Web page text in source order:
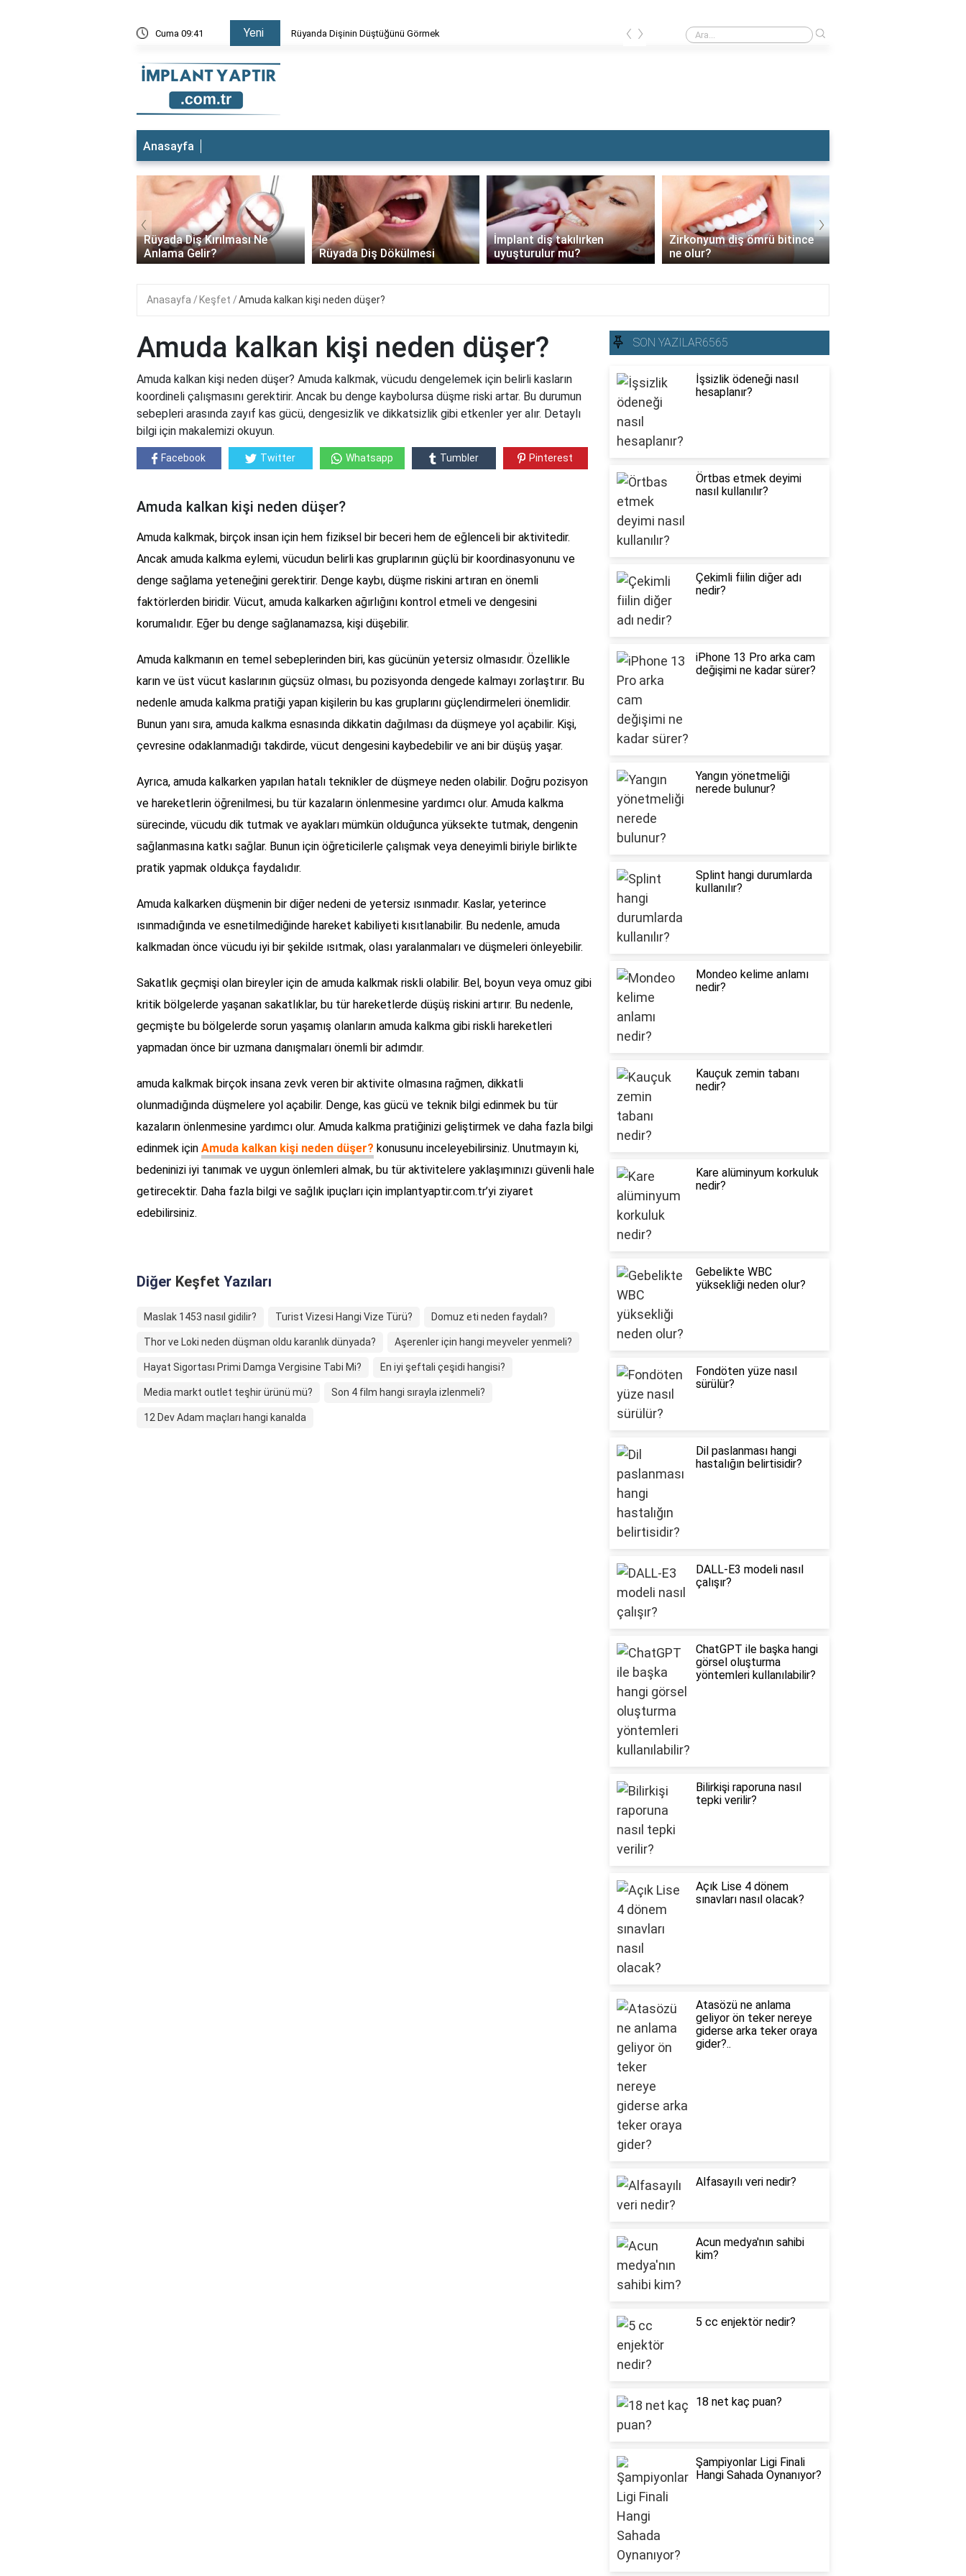
Cuma 09:41 Yeni Rüyada Dolgu Dişin Kırılması Rüyada Dişçiye Muayene Olmak
‹ ›
Anasayfa
Rüyada Diş Kırılması Ne
Anlama Gelir?
Rüyada Diş Dökülmesi
İmplant diş takılırken
uyuşturulur mu?
Zirkonyum diş ömrü bitince
ne olur?
‹ ›
Anasayfa Keşfet Amuda kalkan kişi neden düşer?
Amuda kalkan kişi neden düşer?
Amuda kalkan kişi neden düşer? Amuda kalkmak, vücudu dengelemek için belirli kasların
koordineli çalışmasını gerektirir. Ancak bu denge kaybolursa düşme riski artar. Bu durumun
sebepleri arasında zayıf kas gücü, dengesizlik ve dikkatsizlik gibi etkenler yer alır. Detaylı
bilgi için makalemizi okuyun.
Facebook Twitter Whatsapp Tumbler Pinterest
Amuda kalkan kişi neden düşer?
Amuda kalkmak, birçok insan için hem fiziksel bir beceri hem de eğlenceli bir aktivitedir.
Ancak amuda kalkma eylemi, vücudun belirli kas gruplarının güçlü bir koordinasyonunu ve
denge sağlama yeteneğini gerektirir. Denge kaybı, düşme riskini artıran en önemli
faktörlerden biridir. Vücut, amuda kalkarken ağırlığını kontrol etmeli ve dengesini
korumalıdır. Eğer bu denge sağlanamazsa, kişi düşebilir.
Amuda kalkmanın en temel sebeplerinden biri, kas gücünün yetersiz olmasıdır. Özellikle
karın ve üst vücut kaslarının güçsüz olması, bu pozisyonda dengede kalmayı zorlaştırır. Bu
nedenle amuda kalkma pratiği yapan kişilerin bu kas gruplarını güçlendirmeleri önemlidir.
Bunun yanı sıra, amuda kalkma esnasında dikkatin dağılması da düşmeye yol açabilir. Kişi,
çevresine odaklanmadığı takdirde, vücut dengesini kaybedebilir ve ani bir düşüş yaşar.
Ayrıca, amuda kalkarken yapılan hatalı teknikler de düşmeye neden olabilir. Doğru pozisyon
ve hareketlerin öğrenilmesi, bu tür kazaların önlenmesine yardımcı olur. Amuda kalkma
sürecinde, vücudu dik tutmak ve ayakları mümkün olduğunca yüksekte tutmak, dengenin
sağlanmasına katkı sağlar. Bunun için öğreticilerle çalışmak veya deneyimli biriyle birlikte
pratik yapmak oldukça faydalıdır.
Amuda kalkarken düşmenin bir diğer nedeni de yetersiz ısınmadır. Kaslar, yeterince
ısınmadığında ve esnetilmediğinde hareket kabiliyeti kısıtlanabilir. Bu nedenle, amuda
kalkmadan önce vücudu iyi bir şekilde ısıtmak, olası yaralanmaları ve düşmeleri önleyebilir.
Sakatlık geçmişi olan bireyler için de amuda kalkmak riskli olabilir. Bel, boyun veya omuz gibi
kritik bölgelerde yaşanan sakatlıklar, bu tür hareketlerde düşüş riskini artırır. Bu nedenle,
geçmişte bu bölgelerde sorun yaşamış olanların amuda kalkma gibi riskli hareketleri
yapmadan önce bir uzmana danışmaları önemli bir adımdır.
amuda kalkmak birçok insana zevk veren bir aktivite olmasına rağmen, dikkatli
olunmadığında düşmelere yol açabilir. Denge, kas gücü ve teknik bilgi edinmek bu tür
kazaların önlenmesine yardımcı olur. Amuda kalkma pratiğinizi geliştirmek ve daha fazla bilgi
edinmek için Amuda kalkan kişi neden düşer? konusunu inceleyebilirsiniz. Unutmayın ki,
bedeninizi iyi tanımak ve uygun önlemleri almak, bu tür aktivitelere yaklaşımınızı güvenli hale
getirecektir. Daha fazla bilgi ve sağlık ipuçları için implantyaptir.com.tr’yi ziyaret
edebilirsiniz.
Diğer Keşfet Yazıları
Maslak 1453 nasıl gidilir? Turist Vizesi Hangi Vize Türü? Domuz eti neden faydalı?
Thor ve Loki neden düşman oldu karanlık dünyada? Aşerenler için hangi meyveler yenmeli?
Hayat Sigortası Primi Damga Vergisine Tabi Mi? En iyi şeftali çeşidi hangisi?
Media markt outlet teşhir ürünü mü? Son 4 film hangi sırayla izlenmeli?
12 Dev Adam maçları hangi kanalda
SON YAZILAR6565
İşsizlik ödeneği nasıl
hesaplanır?
Örtbas etmek deyimi
nasıl kullanılır?
Çekimli fiilin diğer adı
nedir?
iPhone 13 Pro arka cam
değişimi ne kadar sürer?
Yangın yönetmeliği
nerede bulunur?
Splint hangi durumlarda
kullanılır?
Mondeo kelime anlamı
nedir?
Kauçuk zemin tabanı
nedir?
Kare alüminyum korkuluk
nedir?
Gebelikte WBC
yüksekliği neden olur?
Fondöten yüze nasıl
sürülür?
Dil paslanması hangi
hastalığın belirtisidir?
DALL-E3 modeli nasıl
çalışır?
ChatGPT ile başka hangi
görsel oluşturma
yöntemleri kullanılabilir?
Bilirkişi raporuna nasıl
tepki verilir?
Açık Lise 4 dönem
sınavları nasıl olacak?
Atasözü ne anlama
geliyor ön teker nereye
giderse arka teker oraya
gider?..
Alfasayılı veri nedir?
Acun medya'nın sahibi
kim?
5 cc enjektör nedir?
18 net kaç puan?
Şampiyonlar Ligi Finali
Hangi Sahada Oynanıyor?